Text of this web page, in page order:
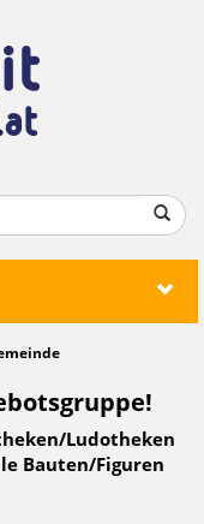
Ludotheken
Bauten/Figuren